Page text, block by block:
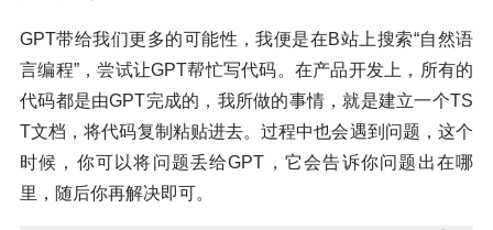
GPT带给我们更多的可能性，我便是在B站上搜索“自然语
言编程”，尝试让GPT帮忙写代码。在产品开发上，所有的
代码都是由GPT完成的，我所做的事情，就是建立一个TS
T文档，将代码复制粘贴进去。过程中也会遇到问题，这个
时候，你可以将问题丢给GPT，它会告诉你问题出在哪
里，随后你再解决即可。